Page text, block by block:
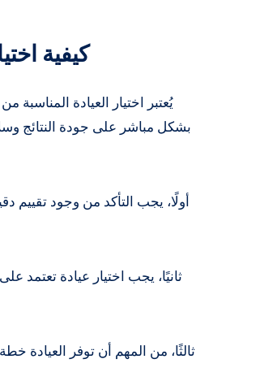
كيفية
يُعتبر اختيار العيادة
بشكل مباشر على جودة النتائج
أولًا، يجب التأكد من وجود تقييم
ثانيًا، يجب اختيار عيادة تعتمد
ثالثًا، من المهم أن توفر